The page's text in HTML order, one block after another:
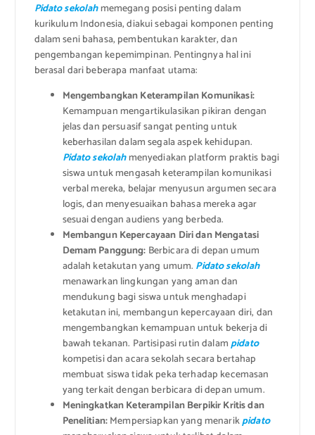
Pidato sekolahmemegang posisi penting dalam
kurikulum Indonesia, diakui sebagai komponen penting
dalam seni bahasa, pembentukan karakter, dan
pengembangan kepemimpinan. Pentingnya hal ini
berasal dari beberapa manfaat utama:
Mengembangkan Keterampilan Komunikasi:
Kemampuan mengartikulasikan pikiran dengan
jelas dan persuasif sangat penting untuk
keberhasilan dalam segala aspek kehidupan.
Pidato sekolahmenyediakan platform praktis bagi
siswa untuk mengasah keterampilan komunikasi
verbal mereka, belajar menyusun argumen secara
logis, dan menyesuaikan bahasa mereka agar
sesuai dengan audiens yang berbeda.
Membangun Kepercayaan Diri dan Mengatasi
Demam Panggung: Berbicara di depan umum
adalah ketakutan yang umum. Pidato sekolah
menawarkan lingkungan yang aman dan
mendukung bagi siswa untuk menghadapi
ketakutan ini, membangun kepercayaan diri, dan
mengembangkan kemampuan untuk bekerja di
bawah tekanan. Partisipasi rutin dalampidato
kompetisi dan acara sekolah secara bertahap
membuat siswa tidak peka terhadap kecemasan
yang terkait dengan berbicara di depan umum.
Meningkatkan Keterampilan Berpikir Kritis dan
Penelitian:Mempersiapkan yang menarikpidato